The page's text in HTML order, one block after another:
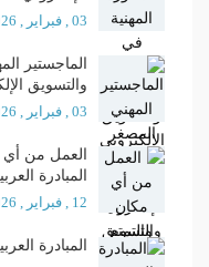
03 , فبراير , 2026
الماجستير
والتسويق
03 , فبراير , 2026
العمل من أي
المبادرة
12 , فبراير , 2026
المبادرة